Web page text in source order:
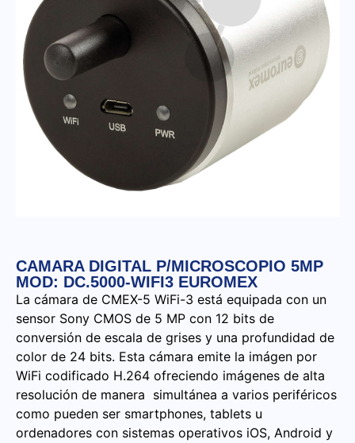
CAMARA DIGITAL P/MICROSCOPIO 5MP
MOD: DC.5000-WIFI3 EUROMEX
La cámara de CMEX-5 WiFi-3 está equipada con un
sensor Sony CMOS de 5 MP con 12 bits de
conversión de escala de grises y una profundidad de
color de 24 bits. Esta cámara emite la imágen por
WiFi codificado H.264 ofreciendo imágenes de alta
resolución de manera simultánea a varios periféricos
como pueden ser smartphones, tablets u
ordenadores con sistemas operativos iOS, Android y